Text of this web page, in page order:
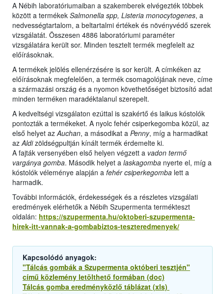
A Nébih laboratóriumaiban a szakemberek elvégezték többek
között a termékek Salmonella spp, Listeria monocytogenes, a
nedvességtartalom, a beltartalmi értékek és növényvédő szerek
vizsgálatát. Összesen 4886 laboratóriumi paraméter
vizsgálatára került sor. Minden tesztelt termék megfelelt az
előírásoknak.
A termékek jelölés ellenérzésére is sor került. A címkéken az
előírásoknak megfelelően, a termék csomagolójának neve, címe
a származási ország és a nyomon követhetőséget biztosító adat
minden terméken maradéktalanul szerepelt.
A kedveltségi vizsgálaton ezúttal is szakértő és laikus kóstolók
pontozták a termékeket. A nyolc fehér csiperkegomba közül, az
első helyet azAuchan, a másodikat a Penny, míg a harmadikat
azAldizöldségpultján kínált termék érdemelte ki.
A fajták versenyében első helyen végzett a vadon termő
vargánya gomba. Második helyet a laskagomba nyerte el, míg a
kóstolók véleménye alapján a fehér csiperkegomba lett a
harmadik.
További információk, érdekességek és a részletes vizsgálati
eredmények elérhetők a Nébih Szupermenta termékteszt
oldalán: https://szupermenta.hu/oktoberi-szupermenta-
hirek-itt-vannak-a-gombabiztos-teszteredmenyek/
Kapcsolódó anyagok:
"Tálcás gombák a Szupermenta októberi tesztjén"
című közlemény letölthető formában (doc)
Tálcás gomba eredményközlő táblázat (xls)